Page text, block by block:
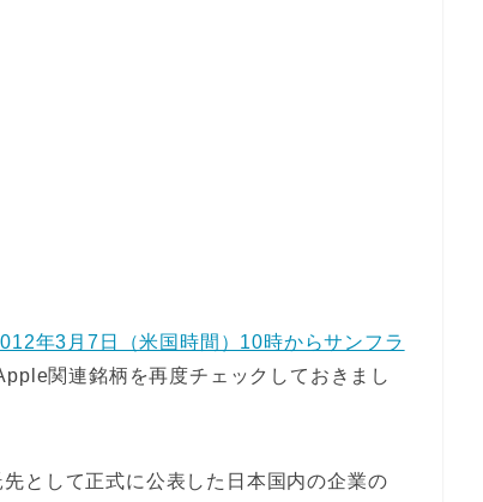
年3月7日（米国時間）10時からサンフラ
関連銘柄を再度チェックしておきまし
として正式に公表した日本国内の企業の